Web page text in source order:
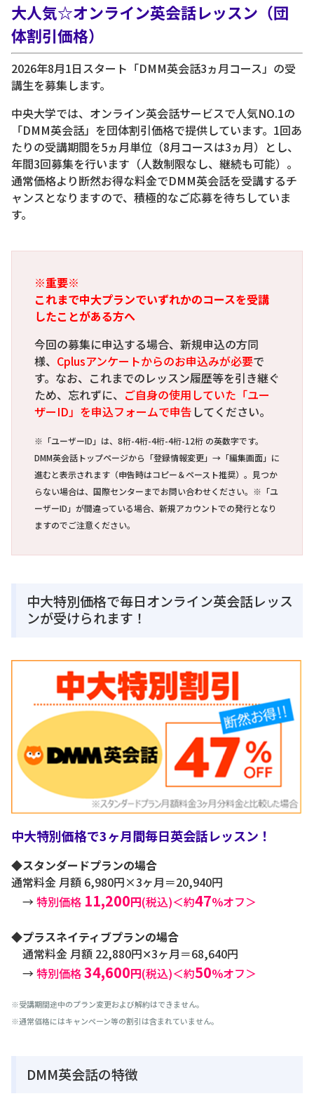
大人気☆オンライン英会話レッスン（団
体割引価格）
2026年8月1日スタート「DMM英会話3ヵ月コース」の受
講生を募集します。
中央大学では、オンライン英会話サービスで人気NO.1の
「DMM英会話」を団体割引価格で提供しています。1回あ
たりの受講期間を5ヵ月単位（8月コースは3ヵ月）とし、
年間3回募集を行います（人数制限なし、継続も可能）。
通常価格より断然お得な料金でDMM英会話を受講するチ
ャンスとなりますので、積極的なご応募を待ちしていま
す。
※重要※
これまで中大プランでいずれかのコースを受講
したことがある方へ
今回の募集に申込する場合、新規申込の方同
様、 Cplusアンケートからのお申込みが必要で
す。なお、これまでのレッスン履歴等を引き継ぐ
ため、忘れずに、 ご自身の使用していた「ユー
ザーID」を申込フォームで申告 してください。
※「ユーザーID」は、8桁-4桁-4桁-4桁-12桁 の英数字です。
DMM英会話トップページから「登録情報変更」→「編集画面」に
進むと表示されます（申告時はコピー＆ペースト推奨）。見つか
らない場合は、国際センターまでお問い合わせください。 ※「ユ
ーザーID」が間違っている場合、新規アカウントでの発行となり
ますのでご注意ください。
中大特別価格で毎日オンライン英会話レッス
ンが受けられます！
中大特別価格で3ヶ月間毎日英会話レッスン！
◆スタンダードプランの場合
通常料金 月額 6,980円×3ヶ月＝20,940円
→特別価格 11,200円(税込)＜約47％オフ＞
◆プラスネイティブプランの場合
通常料金 月額 22,880円✕3ヶ月＝68,640円
→特別価格34,600円(税込)＜約50％オフ＞
※受講期間途中のプラン変更および解約はできません。
※通常価格にはキャンペーン等の割引は含まれていません。
DMM英会話の特徴